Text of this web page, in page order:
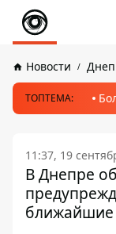
Новости
ТОПТЕМА:
11:37, 19
В Днепре
ближайшие